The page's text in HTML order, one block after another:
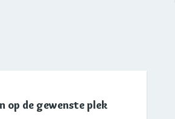
op de gewenste plek